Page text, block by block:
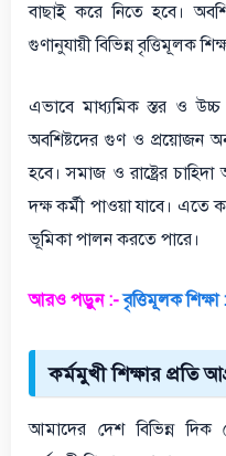
বাছাই করে নিতে হবে।
গুণানুযায়ী বিভিন্ন বৃত্তিমূলক
এভাবে মাধ্যমিক স্তর ও উচ্চ
অবশিষ্টদের গুণ ও প্রয়োজন
হবে। সমাজ ও রাষ্ট্রের
দক্ষ কর্মী পাওয়া যাবে। এতে
ভূমিকা পালন করতে পারে।
আরও পড়ুন :- বৃত্তিমূলক
কর্মমুখী শিক্ষার প্রতি
আমাদের দেশ বিভিন্ন দিক